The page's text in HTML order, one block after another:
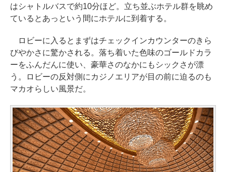
はシャトルバスで約10分ほど。立ち並ぶホテル群を眺め
ているとあっという間にホテルに到着する。
ロビーに入るとまずはチェックインカウンターのきら
びやかさに驚かされる。落ち着いた色味のゴールドカラ
ーをふんだんに使い、豪華さのなかにもシックさが漂
う。ロビーの反対側にカジノエリアが目の前に迫るのも
マカオらしい風景だ。